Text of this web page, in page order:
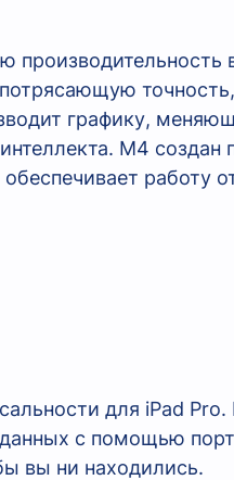
производительность
графику,
M4 создан
работу
для iPad
с помощью
вы ни находились.